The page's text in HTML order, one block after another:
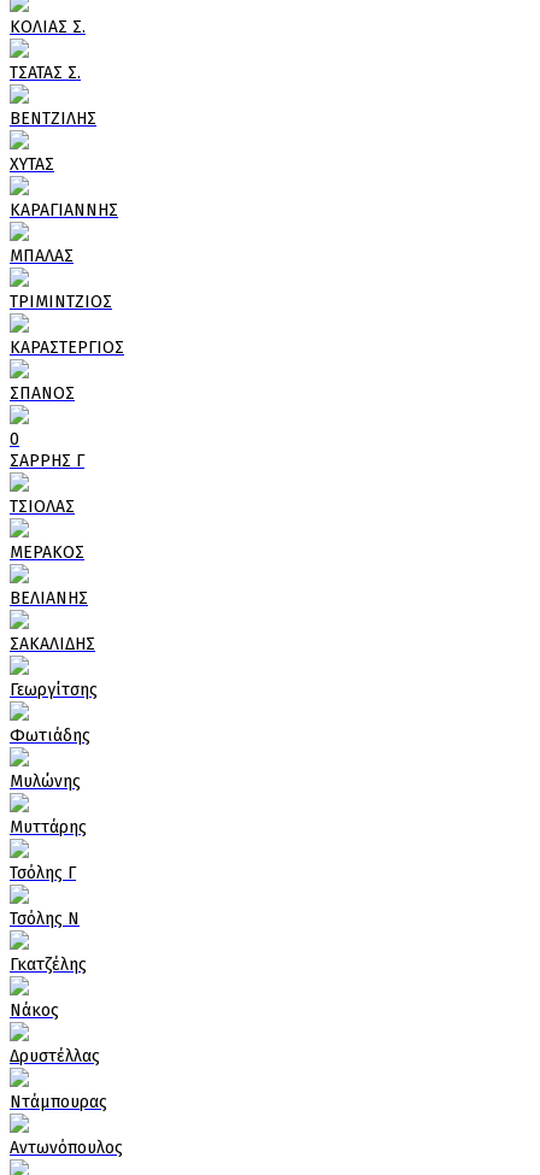
ΚΟΛΙΑΣ Σ.
ΤΣΑΤΑΣ Σ.
ΒΕΝΤΖΙΛΗΣ
ΧΥΤΑΣ
ΚΑΡΑΓΙΑΝΝΗΣ
ΜΠΑΛΑΣ
ΤΡΙΜΙΝΤΖΙΟΣ
ΚΑΡΑΣΤΕΡΓΙΟΣ
ΣΠΑΝΟΣ
0
ΣΑΡΡΗΣ Γ
ΤΣΙΟΛΑΣ
ΜΕΡΑΚΟΣ
ΒΕΛΙΑΝΗΣ
ΣΑΚΑΛΙΔΗΣ
Γεωργίτσης
Φωτιάδης
Μυλώνης
Μυττάρης
Τσόλης Γ
Τσόλης Ν
Γκατζέλης
Νάκος
Δρυστέλλας
Ντάμπουρας
Αντωνόπουλος